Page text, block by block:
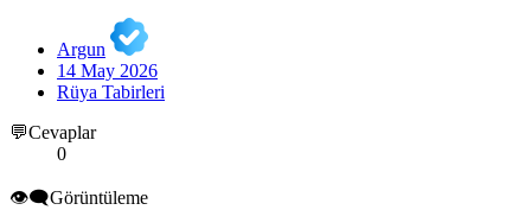
Argun
14 May 2026
Rüya Tabirleri
💬Cevaplar
0
👁️‍🗨️Görüntüleme